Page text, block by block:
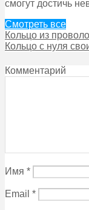
смогут достичь
Смотреть все
Кольцо из
Кольцо с нуля
Комментарий
Имя *
Email *